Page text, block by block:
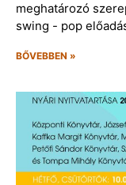
meghatározó
swing - pop
BŐVEBBEN »